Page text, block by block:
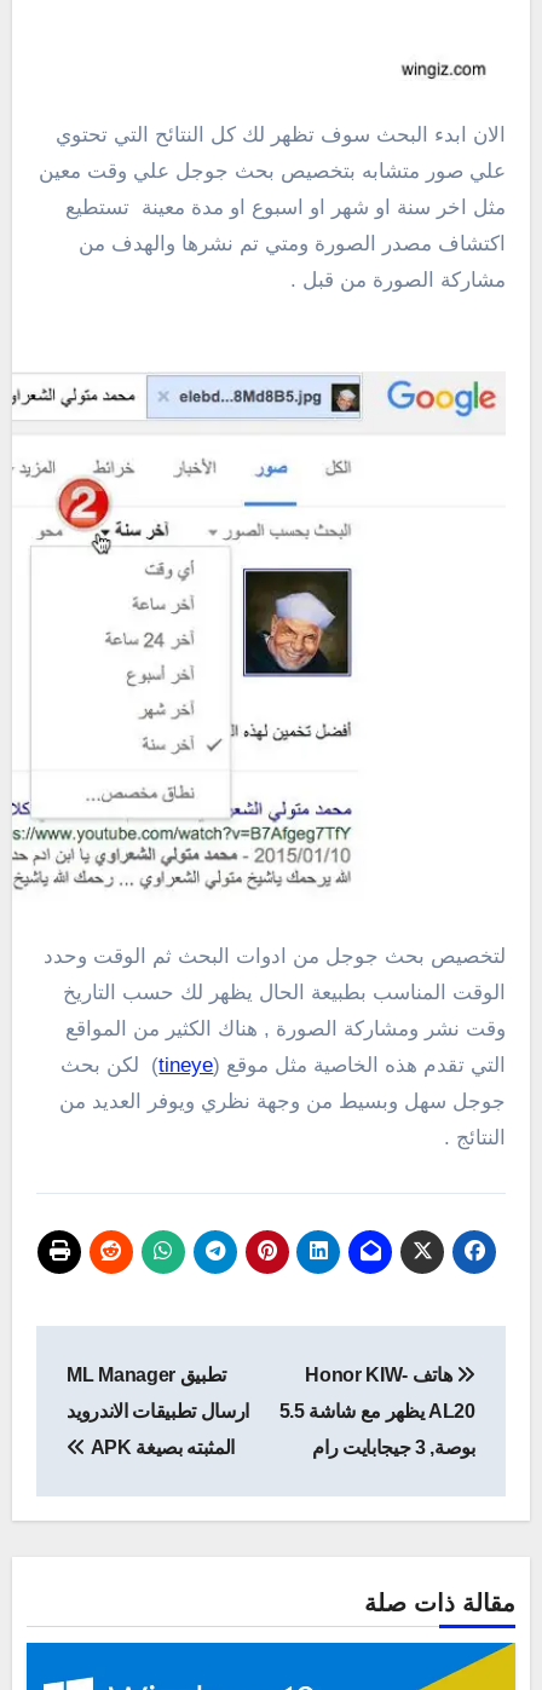
الان ابدء البحث سوف تظهر لك كل النتائح التي تحتوي
علي صور متشابه بتخصيص بحث جوجل علي وقت معين
مثل اخر سنة او شهر او اسبوع او مدة معينة تستطيع
اكتشاف مصدر الصورة ومتي تم نشرها والهدف من
مشاركة الصورة من قبل .
لتخصيص بحث جوجل من ادوات البحث ثم الوقت وحدد
الوقت المناسب بطبيعة الحال يظهر لك حسب التاريخ
وقت نشر ومشاركة الصورة , هناك الكثير من المواقع
التي تقدم هذه الخاصية مثل موقع (tineye) لكن بحث
جوجل سهل وبسيط من وجهة نظري ويوفر العديد من
النتائج .
المقالات
هاتف Honor KIW-
AL20 يظهر مع شاشة 5.5
بوصة, 3 جيجابايت رام
تطبيق ML Manager
ارسال تطبيقات الاندرويد
المثبته بصيغة APK
مقالة ذات صلة